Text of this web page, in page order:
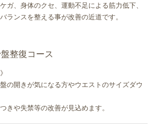
ガ、身体のクセ、運動不足による筋力低下、
ランスを整える事が改善の近道です。
整復コース
の開きが気になる方やウエストのサイズダウ
きや失禁等の改善が見込めます。